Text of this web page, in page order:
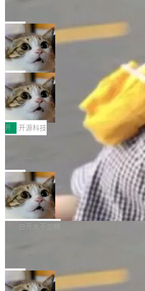
库之一。你的操作系统、浏览器、无数的基
施软件，很可能都在用它。而过去十年，维
的人一直在用业余...
gi?id=2019042">Bug&nbsp;2019042</a>
i> <li>现在，助手可以直接使用 Exa 的网络搜索
结果回答问题，而无需将问题转交给搜索引
（<a href="https://bugzilla.mozilla.org/
bug.cgi?id=204...
的 npm 包。项目的核心论点是：容器不适
ent 计算。真正适合的，是 Isolate。
工程师在这件事上没什么可谦虚的——他们
orkers 跑了十年 Isolate。用 CEO
nce 的话说：「我们一生都在用 Isolate 运
码，而 AI Agent 不需要容器，它们需要的
late。」 容器为什么不合适 容器的问题在于
和销毁都太重了。一个 Agent 要执行的任务
只需要几毫秒的 CPU 时间，但容器从冷启
就绪要花数秒。如果未来有十...
局
OpenAI 公开邮件和聊天记录回应苹果
诉讼，称“Apple is getting this wron
g”
上个月，苹果一纸诉状把 OpenAI 告上法
控其挖角苹果前员工并窃取商业秘密。苹果
状把 OpenAI 描述成一个系统性地从前东
人、套取机密信息的对手。 OpenAI 没发
函，也没选择庭外沉默。它在官网贴了一篇
文，标题只有六个字：Apple is getting
ng。 然后，它把邮件往来和 iMessage 聊
录全贴了出来。 他发错人了 苹果外部律师
iel Gross 来自 Weil 律所，2 月 23 日下午
给 OpenAI 总法律顾问 Che Chang 发了封
件，附了一封长信，要求 OpenAI 配合调
果员工带走机密信...
局
HUAWEI MatePad Edge上架WorkBu
ddy鸿蒙PC版，说话就能干活的AI办公
搭子
全能AI工作台WorkBuddy鸿蒙PC版上架
I MatePad Edge应用市场，直接下载即可
用，与鸿蒙电脑上的体验一致。值得一提的
这是目前市面上唯一支持平板接入
C版的产品，搭载“人机双写”重磅功能——
你的，AI写AI的，同屏协作互不干扰。一句
AI帮你干活，现在开启全新体验！ 温馨提
体验WorkBuddy鸿蒙PC版前，请将
atePad Edge 升级至 HarmonyOS
P9 patch03及以上版本。 *升级路径：设置
开 开源科技
FFmpeg 9.0 发布：代号“Lei”，以此纪
全球知名开源多媒体框架 FFmpeg 今天正
布了 9.0 版本。这个版本除了带来新一代
处理能力和硬件加速支持之外，还有一个特
处：FFmpeg 9.0 的代号是“Lei”。 这个名
来自中国开发者雷霄骅（Lei Xiaohua）。
很多中国音视频开发者而言，这个名字并不
“启蒙老师”。 而今年，恰好是雷霄骅离世十
年。FFmpeg 社区最终选择用一个大版本的
局
亚马逊成本失控：AI 写代码烧掉 1215
万元，超预算 860%
外媒近日曝光了亚马逊的多份内部报告显示
导致公司在多个项目上超支。《金融时报》
编写程序，目标是完成电商平台作者信息与
列表的数据匹配 —— 一项常规的数据处理任
白开水不加糖
e CEO Clément Delangue 在 CNBC 的采
没有拐弯抹角。他说中国正在赢得 AI 竞赛
局